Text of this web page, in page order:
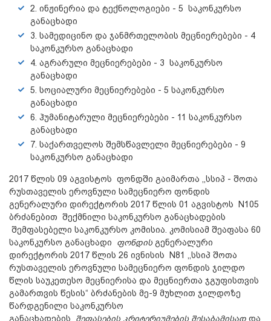
2. ინჟინერია და ტექნოლოგიები - 5 საკონკურსო
განაცხადი
3. სამედიცინო და ჯანმრთელობის მეცნიერებები - 4
საკონკურსო განაცხადი
4. აგრარული მეცნიერებები - 3 საკონკურსო
განაცხადი
5. სოციალური მეცნიერებები - 5 საკონკურსო
განაცხადი
6. ჰუმანიტარული მეცნიერებები - 11 საკონკურსო
განაცხადი
7. საქართველოს შემსწავლელი მეცნიერებები - 9
საკონკურსო განაცხადი
2017 წლის 09 აგვისტოს ფონდში გაიმართა ,,სსიპ - შოთა
რუსთაველის ეროვნული სამეცნიერო ფონდის
გენერალური დირექტორის 2017 წლის 01 აგვისტოს N105
ბრძანებით შექმნილი საკონკურსო განაცხადების
შემფასებელი საკონკურსო კომისია. კომისიამ შეაფასა 60
საკონკურსო განაცხადი ფონდის გენერალური
დირექტორის 2017 წლის 26 ივნისის N81 ,,სსიპ შოთა
რუსთაველის ეროვნული სამეცნიერო ფონდის ჯილდო
წლის საუკეთესო მეცნიერისა და მეცნიერთა ჯგუფისთვის
გამართვის წესის“ ბრძანების მე-9 მუხლით ჯილდოზე
წარდგენილი საკონკურსო
განაცხადების
შეფასების კრიტერიუმების შესაბამისად და